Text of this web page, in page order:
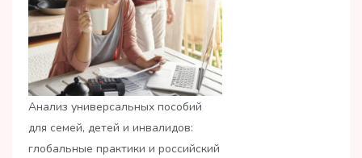
Анализ универсальных пособий
для семей, детей и инвалидов:
глобальные практики и российский